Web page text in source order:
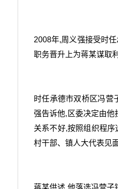
2008年,周义强接受时
职务晋升上为蒋某谋取
时任承德市双桥区冯营
强告诉他,区委决定由他
关系不好,按照组织程
村干部、镇人大代表见
蒋某供述,他落选冯营子